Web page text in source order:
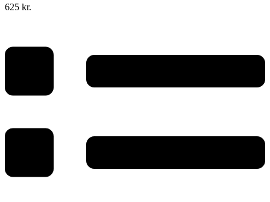
625 kr.